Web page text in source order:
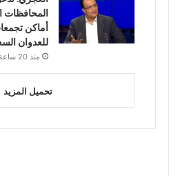
المحافظات
أماكن
للعدوان
منذ 20 ساعة
تحميل المزيد